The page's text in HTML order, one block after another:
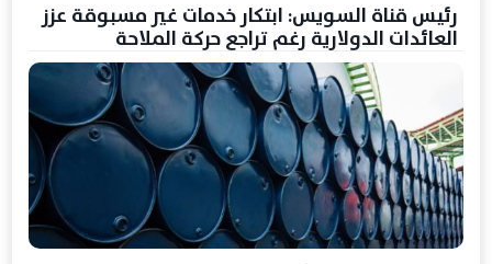
رئيس قناة السويس: ابتكار خدمات غير مسبوقة عزز
العائدات الدولارية رغم تراجع حركة الملاحة